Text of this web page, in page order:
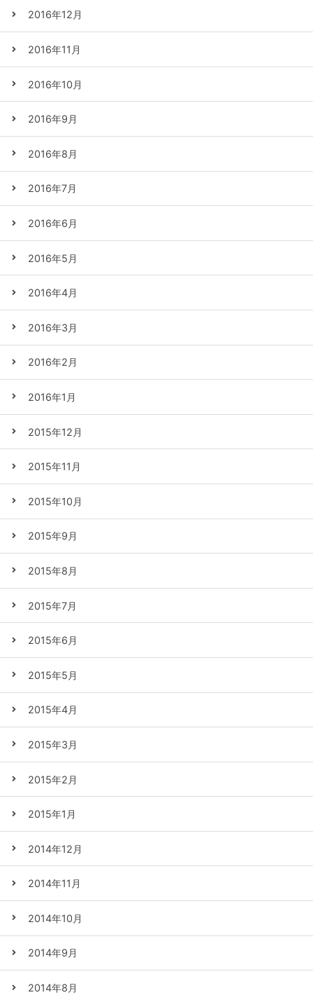
2016年12月
2016年11月
2016年10月
2016年9月
2016年8月
2016年7月
2016年6月
2016年5月
2016年4月
2016年3月
2016年2月
2016年1月
2015年12月
2015年11月
2015年10月
2015年9月
2015年8月
2015年7月
2015年6月
2015年5月
2015年4月
2015年3月
2015年2月
2015年1月
2014年12月
2014年11月
2014年10月
2014年9月
2014年8月